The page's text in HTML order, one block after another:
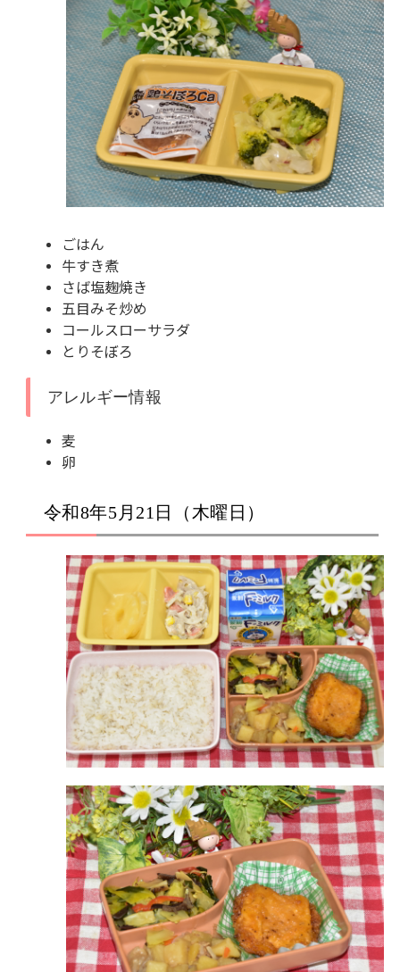
ごはん
牛すき煮
さば塩麹焼き
五目みそ炒め
コールスローサラダ
とりそぼろ
アレルギー情報
麦
卵
令和8年5月21日（木曜日）